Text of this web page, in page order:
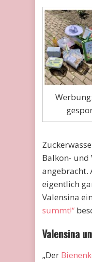
Balkon-
angebracht.
eigentlich
Valensina
summt!“
Valensina
„Der